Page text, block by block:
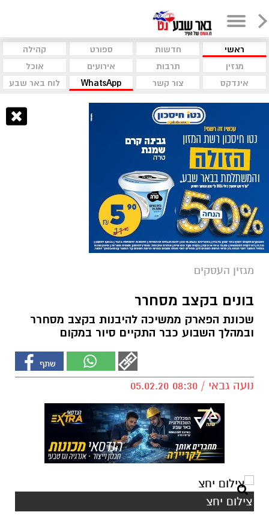
ראשי חדשות ספורט
קהילה
מגזין
תרבות אירועים
אוכל
אינדקס
צור קשר WhatsApp לוח באר שבע
מגזין העסקים
בונים בקצב מסחרר
שכונת הפארק ממשיכה להיבנות בקצב מסחרר
ובמהלך השבוע כבר התקיים סיור במקום
נועה גבאי / 08:30 05.02.20
צילום יחצ